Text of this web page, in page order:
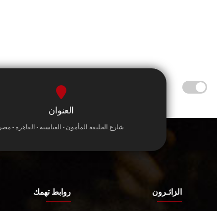
العنوان
شارع الخليفة المأمون - العباسية - القاهرة - مصر
الزائـرون روابط تهمك